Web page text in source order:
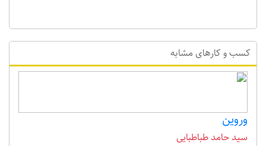
کسب و کارهای مشابه
وروین
سید حامد طباطبایی